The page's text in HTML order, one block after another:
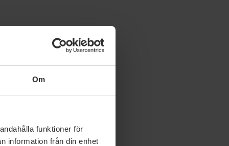
Om
funktioner för
information från din enhet
maste-ta-storre-